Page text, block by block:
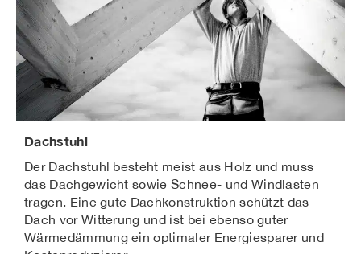
Dachstuhl
Der Dachstuhl besteht meist aus Holz und muss
das Dachgewicht sowie Schnee- und Windlasten
tragen. Eine gute Dachkonstruktion schützt das
Dach vor Witterung und ist bei ebenso guter
Wärmedämmung ein optimaler Energiesparer und